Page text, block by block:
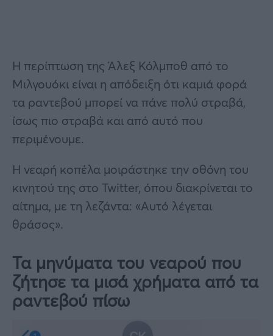
Η περίπτωση της Άλεξ Κόλμποθ από το
Μιλγουόκι είναι η απόδειξη ότι καμιά φορά
τα ραντεβού μπορεί να πάνε πολύ στραβά,
ίσως πιο στραβά και από αυτό που
περιμένουμε.
Η νεαρή κοπέλα μοιράστηκε την οθόνη του
κινητού της στο Twitter, όπου διακρίνεται το
αίτημα, με τη λεζάντα: «Αυτό λέγεται
θράσος».
Τα μηνύματα του νεαρού που
ζήτησε τα μισά χρήματα από τα
ραντεβού πίσω